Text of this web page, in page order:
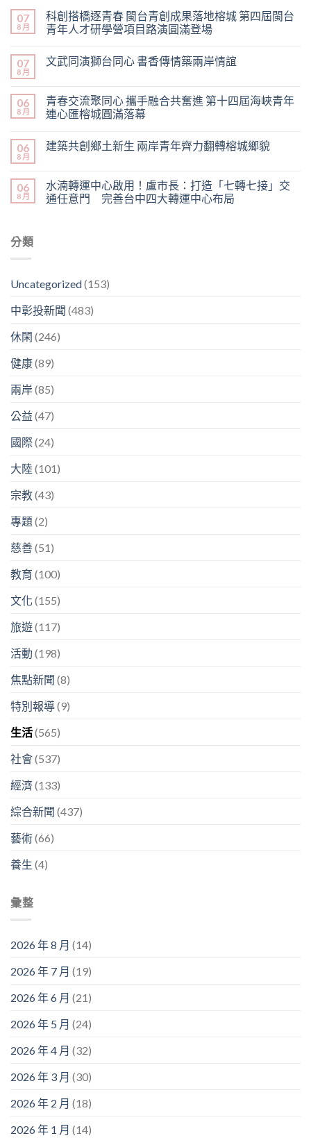
07
8 月
科創搭橋逐青春 閩台青創成果落地榕城 第四屆閩台
青年人才研學營項目路演圓滿登場
07
8 月
文武同演獅台同心 書香傳情築兩岸情誼
06
8 月
青春交流聚同心 攜手融合共奮進 第十四屆海峽青年
連心匯榕城圓滿落幕
06
8 月
建築共創鄉土新生 兩岸青年齊力翻轉榕城鄉貌
06
8 月
水湳轉運中心啟用！盧市長：打造「七轉七接」交
通任意門 完善台中四大轉運中心布局
分類
Uncategorized(153)
中彰投新聞 (483)
休閑 (246)
健康(89)
兩岸(85)
公益 (47)
國際(24)
大陸(101)
宗教(43)
專題(2)
慈善(51)
教育 (100)
文化 (155)
旅遊(117)
活動 (198)
焦點新聞 (8)
特別報導(9)
生活(565)
社會(537)
經濟 (133)
綜合新聞 (437)
藝術(66)
養生 (4)
彙整
2026 年 8 月 (14)
2026 年 7 月 (19)
2026 年 6 月 (21)
2026 年 5 月 (24)
2026 年 4 月 (32)
2026 年 3 月 (30)
2026 年 2 月 (18)
2026 年 1 月 (14)